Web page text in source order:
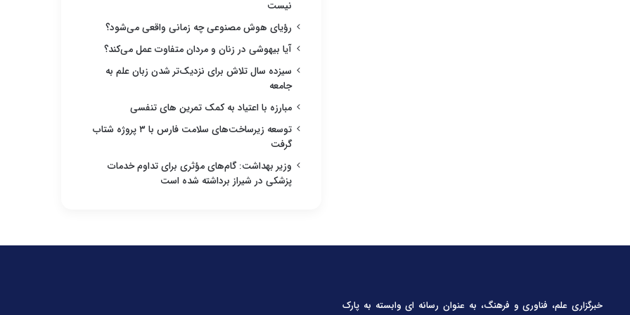
نیست
رؤیای هوش مصنوعی چه زمانی واقعی می‌شود؟
آیا بیهوشی در زنان و مردان متفاوت عمل می‌کند؟
سیزده سال تلاش برای نزدیک‌تر شدن زبان علم به
جامعه
مبارزه با اعتیاد به کمک تمرین های تنفسی
توسعه زیرساخت‌های سلامت فارس با ۳ پروژه شتاب
گرفت
وزیر بهداشت: گام‌های مؤثری برای تداوم خدمات
پزشکی در شیراز برداشته شده است
خبرگزاری علم، فناوری و فرهنگ، به عنوان رسانه ای وابسته به پارک